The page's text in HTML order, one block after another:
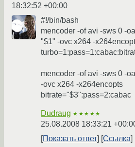
18:32:52 +00:00
#!/bin/bash
mencoder -of avi -sws 0 -
"$1" -ovc x264 -
mencoder -of avi -sws 0 -
-ovc x264 -x264encopts
bitrate="$3":pass=2:cabac
Dudraug ★★★★★
25.08.2008 18:33:21
Показать ответ
Ссылка